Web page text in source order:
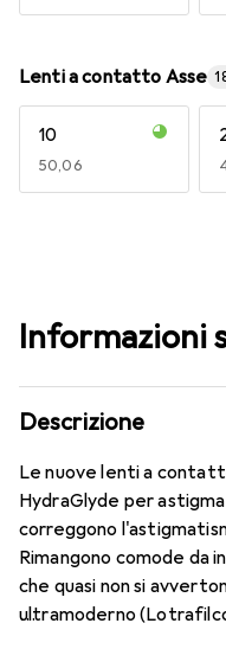
Lenti a contatto Asse
10
EUR
50,06
Informazioni
Descrizione
Le nuove lenti a
HydraGlyde per
correggono
Rimangono comode da
che quasi non si
ultramoderno